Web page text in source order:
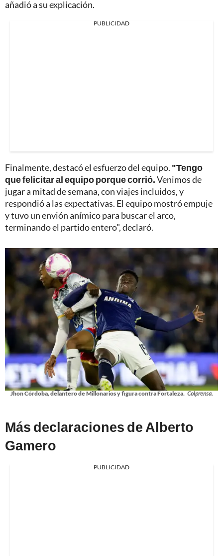
añadió a su explicación.
PUBLICIDAD
Finalmente, destacó el esfuerzo del equipo. "Tengo
que felicitar al equipo porque corrió.Venimos de
jugar a mitad de semana, con viajes incluidos, y
respondió a las expectativas. El equipo mostró empuje
y tuvo un envión anímico para buscar el arco,
terminando el partido entero", declaró.
Jhon Córdoba, delantero de Millonarios y figura contra Fortaleza. Colprensa.
Más declaraciones de Alberto
Gamero
PUBLICIDAD